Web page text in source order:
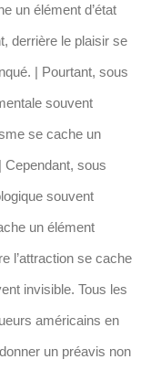
un élément d’état
derrière le plaisir se
| Pourtant, sous
souvent
se cache un
Cependant, sous
souvent
un élément
l’attraction se cache
invisible. Tous les
américains en
un préavis non